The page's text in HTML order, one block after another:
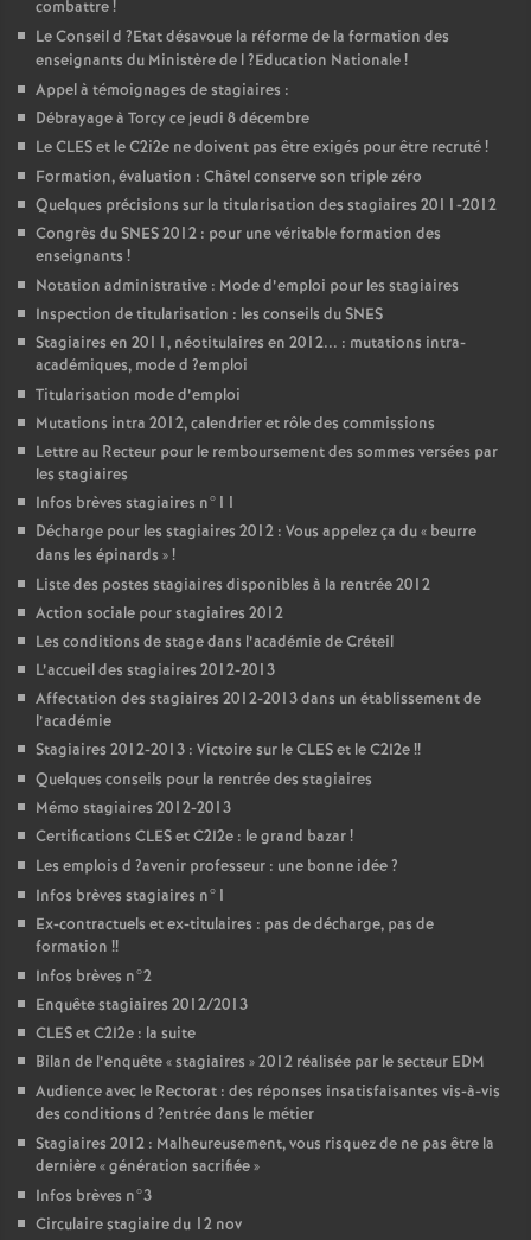
combattre!
Le Conseil d ?Etat désavoue la réforme de la formation des
enseignants du Ministère de l?Education Nationale!
Appel à témoignages de stagiaires :
Débrayage à Torcy ce jeudi 8 décembre
LeCLESet le C2i2e ne doivent pas être exigés pour être recruté!
Formation, évaluation : Châtel conserve son triple zéro
Quelques précisions sur la titularisation des stagiaires 2011-2012
Congrès duSNES2012 : pour une véritable formation des
enseignants !
Notation administrative : Mode d’emploi pour les stagiaires
Inspection de titularisation : les conseils duSNES
Stagiaires en 2011, néotitulaires en 2012... : mutations intra-
académiques, mode d ?emploi
Titularisation mode d’emploi
Mutations intra 2012, calendrier et rôle des commissions
Lettre au Recteur pour le remboursement des sommes versées par
les stagiaires
Infos brèves stagiaires n°11
Décharge pour les stagiaires 2012 : Vous appelez ça du « beurre
dans les épinards »!
Liste des postes stagiaires disponibles à la rentrée 2012
Action sociale pour stagiaires 2012
Les conditions de stage dans l’académie de Créteil
L’accueil des stagiaires 2012-2013
Affectation des stagiaires 2012-2013 dans un établissement de
l’académie
Stagiaires 2012-2013 : Victoire sur leCLESet le C2I2e!!
Quelques conseils pour la rentrée des stagiaires
Mémo stagiaires 2012-2013
Certifications CLESet C2I2e : le grand bazar!
Les emplois d ?avenir professeur : une bonne idée?
Infos brèves stagiaires n°1
Ex-contractuels et ex-titulaires : pas de décharge, pas de
formation !!
Infos brèves n°2
Enquête stagiaires 2012/2013
CLESet C2I2e : la suite
Bilan de l’enquête «stagiaires » 2012 réalisée par le secteur EDM
Audience avec le Rectorat : des réponses insatisfaisantes vis-à-vis
des conditions d ?entrée dans le métier
Stagiaires 2012 : Malheureusement, vous risquez de ne pas être la
dernière «génération sacrifiée»
Infos brèves n°3
Circulaire stagiaire du 12 nov